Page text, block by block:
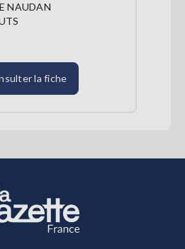
NAUDAN
la fiche